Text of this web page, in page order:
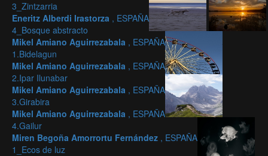
3_Zintzarria
Eneritz Alberdi Irastorza , ESPAÑA
4_Bosque abstracto
Mikel Amiano Aguirrezabala , ESPAÑA
1.Bidelagun
Mikel Amiano Aguirrezabala , ESPAÑA
2.Ipar Ilunabar
Mikel Amiano Aguirrezabala , ESPAÑA
3.Girabira
Mikel Amiano Aguirrezabala , ESPAÑA
4.Gailur
Miren Begoña Amorrortu Fernández , ESPAÑA
1_Ecos de luz